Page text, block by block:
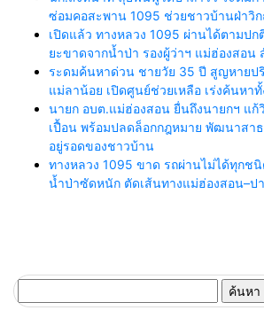
ซ่อมคอสะพาน 1095 ช่วยชาวบ้านฝ่าวิ
เปิดแล้ว ทางหลวง 1095 ผ่านได้ตามป
ยะขาดจากน้ำป่า รองผู้ว่าฯ แม่ฮ่องสอน
ระดมค้นหาด่วน ชายวัย 35 ปี สูญหายป
แม่ลาน้อย เปิดศูนย์ช่วยเหลือ เร่งค้นหา
นายก อบต.แม่ฮ่องสอน ยื่นถึงนายกฯ แ
เปื้อน พร้อมปลดล็อกกฎหมาย พัฒนาสา
อยู่รอดของชาวบ้าน
ทางหลวง 1095 ขาด รถผ่านไม่ได้ทุกช
น้ำป่าซัดหนัก ตัดเส้นทางแม่ฮ่องสอน–ป
สำหรับ: